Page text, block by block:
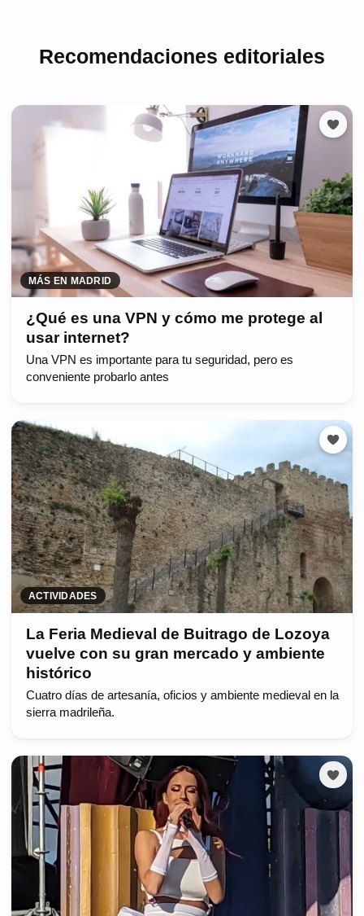
Recomendaciones editoriales
MÁS EN MADRID
¿Qué es una VPN y cómo me protege al
usar internet?
Una VPN es importante para tu seguridad, pero es
conveniente probarlo antes
ACTIVIDADES
La Feria Medieval de Buitrago de Lozoya
vuelve con su gran mercado y ambiente
histórico
Cuatro días de artesanía, oficios y ambiente medieval en la
sierra madrileña.